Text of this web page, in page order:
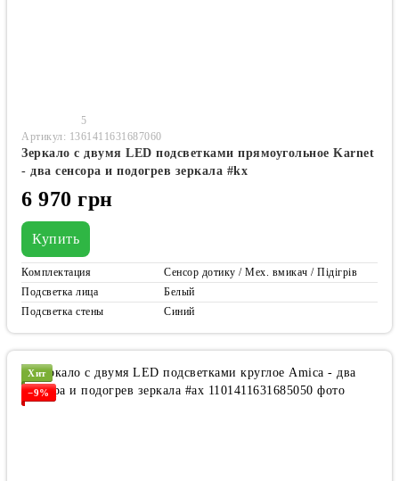
5
Артикул: 1361411631687060
Зеркало с двумя LED подсветками прямоугольное Karnet
- два сенсора и подогрев зеркала #kx
6 970 грн
Купить
Комплектация
Сенсор дотику / Мех. вмикач / Підігрів
Подсветка лица
Белый
Подсветка стены
Синий
Хит
−9%